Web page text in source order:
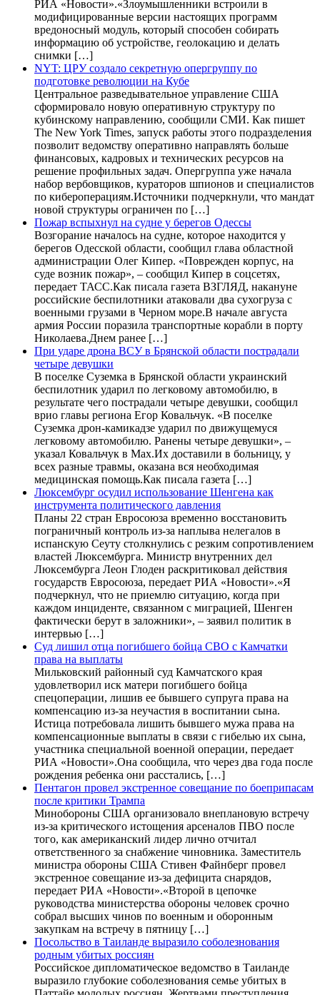
РИА «Новости».«Злоумышленники встроили в
модифицированные версии настоящих программ
вредоносный модуль, который способен собирать
информацию об устройстве, геолокацию и делать
снимки […]
NYT: ЦРУ создало секретную опергруппу по
подготовке революции на Кубе
Центральное разведывательное управление США
сформировало новую оперативную структуру по
кубинскому направлению, сообщили СМИ. Как пишет
The New York Times, запуск работы этого подразделения
позволит ведомству оперативно направлять больше
финансовых, кадровых и технических ресурсов на
решение профильных задач. Опергруппа уже начала
набор вербовщиков, кураторов шпионов и специалистов
по кибероперациям.Источники подчеркнули, что мандат
новой структуры ограничен по […]
Пожар вспыхнул на судне у берегов Одессы
Возгорание началось на судне, которое находится у
берегов Одесской области, сообщил глава областной
администрации Олег Кипер. «Поврежден корпус, на
суде возник пожар», – сообщил Кипер в соцсетях,
передает ТАСС.Как писала газета ВЗГЛЯД, накануне
российские беспилотники атаковали два сухогруза с
военными грузами в Черном море.В начале августа
армия России поразила транспортные корабли в порту
Николаева.Днем ранее […]
При ударе дрона ВСУ в Брянской области пострадали
четыре девушки
В поселке Суземка в Брянской области украинский
беспилотник ударил по легковому автомобилю, в
результате чего пострадали четыре девушки, сообщил
врио главы региона Егор Ковальчук. «В поселке
Суземка дрон-камикадзе ударил по движущемуся
легковому автомобилю. Ранены четыре девушки», –
указал Ковальчук в Max.Их доставили в больницу, у
всех разные травмы, оказана вся необходимая
медицинская помощь.Как писала газета […]
Люксембург осудил использование Шенгена как
инструмента политического давления
Планы 22 стран Евросоюза временно восстановить
пограничный контроль из-за наплыва нелегалов в
испанскую Сеуту столкнулись с резким сопротивлением
властей Люксембурга. Министр внутренних дел
Люксембурга Леон Глоден раскритиковал действия
государств Евросоюза, передает РИА «Новости».«Я
подчеркнул, что не приемлю ситуацию, когда при
каждом инциденте, связанном с миграцией, Шенген
фактически берут в заложники», – заявил политик в
интервью […]
Суд лишил отца погибшего бойца СВО с Камчатки
права на выплаты
Мильковский районный суд Камчатского края
удовлетворил иск матери погибшего бойца
спецоперации, лишив ее бывшего супруга права на
компенсацию из-за неучастия в воспитании сына.
Истица потребовала лишить бывшего мужа права на
компенсационные выплаты в связи с гибелью их сына,
участника специальной военной операции, передает
РИА «Новости».Она сообщила, что через два года после
рождения ребенка они расстались, […]
Пентагон провел экстренное совещание по боеприпасам
после критики Трампа
Минобороны США организовало внеплановую встречу
из-за критического истощения арсеналов ПВО после
того, как американский лидер лично отчитал
ответственного за снабжение чиновника. Заместитель
министра обороны США Стивен Файнберг провел
экстренное совещание из-за дефицита снарядов,
передает РИА «Новости».«Второй в цепочке
руководства министерства обороны человек срочно
собрал высших чинов по военным и оборонным
закупкам на встречу в пятницу […]
Посольство в Таиланде выразило соболезнования
родным убитых россиян
Российское дипломатическое ведомство в Таиланде
выразило глубокие соболезнования семье убитых в